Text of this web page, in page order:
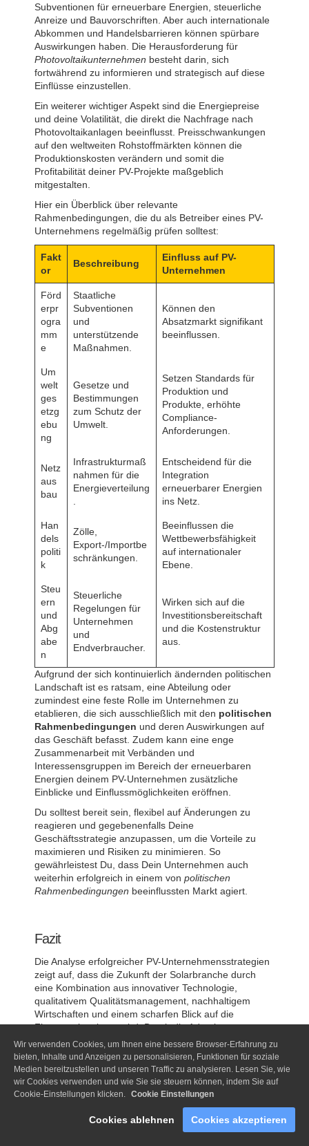
Subventionen für erneuerbare Energien, steuerliche
Anreize und Bauvorschriften. Aber auch internationale
Abkommen und Handelsbarrieren können spürbare
Auswirkungen haben. Die Herausforderung für
Photovoltaikunternehmen besteht darin, sich
fortwährend zu informieren und strategisch auf diese
Einflüsse einzustellen.
Ein weiterer wichtiger Aspekt sind die Energiepreise
und deine Volatilität, die direkt die Nachfrage nach
Photovoltaikanlagen beeinflusst. Preisschwankungen
auf den weltweiten Rohstoffmärkten können die
Produktionskosten verändern und somit die
Profitabilität deiner PV-Projekte maßgeblich
mitgestalten.
Hier ein Überblick über relevante
Rahmenbedingungen, die du als Betreiber eines PV-
Unternehmens regelmäßig prüfen solltest:
Fakt
or
Beschreibung
Einfluss auf PV-
Unternehmen
Förd
erpr
ogra
mm
e
Staatliche
Subventionen
und
unterstützende
Maßnahmen.
Können den
Absatzmarkt signifikant
beeinflussen.
Um
welt
ges
etzg
ebu
ng
Gesetze und
Bestimmungen
zum Schutz der
Umwelt.
Setzen Standards für
Produktion und
Produkte, erhöhte
Compliance-
Anforderungen.
Netz
aus
bau
Infrastrukturmaß
nahmen für die
Energieverteilung
Entscheidend für die
Integration
erneuerbarer Energien
ins Netz.
Han
dels
politi
k
Zölle,
Export-/Importbe
schränkungen.
Beeinflussen die
Wettbewerbsfähigkeit
auf internationaler
Ebene.
Steu
ern
und
Abg
abe
n
Steuerliche
Regelungen für
Unternehmen
und
Endverbraucher.
Wirken sich auf die
Investitionsbereitschaft
und die Kostenstruktur
aus.
Aufgrund der sich kontinuierlich ändernden politischen
Landschaft ist es ratsam, eine Abteilung oder
zumindest eine feste Rolle im Unternehmen zu
etablieren, die sich ausschließlich mit den politischen
Rahmenbedingungen und deren Auswirkungen auf
das Geschäft befasst. Zudem kann eine enge
Zusammenarbeit mit Verbänden und
Interessensgruppen im Bereich der erneuerbaren
Energien deinem PV-Unternehmen zusätzliche
Einblicke und Einflussmöglichkeiten eröffnen.
Du solltest bereit sein, flexibel auf Änderungen zu
reagieren und gegebenenfalls Deine
Geschäftsstrategie anzupassen, um die Vorteile zu
maximieren und Risiken zu minimieren. So
gewährleistest Du, dass Dein Unternehmen auch
weiterhin erfolgreich in einem von politischen
Rahmenbedingungen beeinflussten Markt agiert.
Fazit
Die Analyse erfolgreicher PV-Unternehmensstrategien
zeigt auf, dass die Zukunft der Solarbranche durch
eine Kombination aus innovativer Technologie,
qualitativem Qualitätsmanagement, nachhaltigem
Wirtschaften und einem scharfen Blick auf die
Finanzen bestimmt wird. Durch die Adaption an
Marktbedürfnisse und die stetige Weiterentwicklung in
allen Unternehmensbereichen sichern sich PV-
Unternehmen einen Platz in einem hart umkämpften
Umfeld. Das Verständnis der einflussreichen
politischen Rahmenbedingungen und das gezielte
Marketing sind ebenfalls entscheidende Faktoren, die
zum Erfolg beitragen.
Wir verwenden Cookies, um Ihnen eine bessere Browser-Erfahrung zu
bieten, Inhalte und Anzeigen zu personalisieren, Funktionen für soziale
Medien bereitzustellen und unseren Traffic zu analysieren. Lesen Sie, wie
wir Cookies verwenden und wie Sie sie steuern können, indem Sie auf
Cookie-Einstellungen klicken. Cookie Einstellungen
Cookies ablehnen Cookies akzeptieren